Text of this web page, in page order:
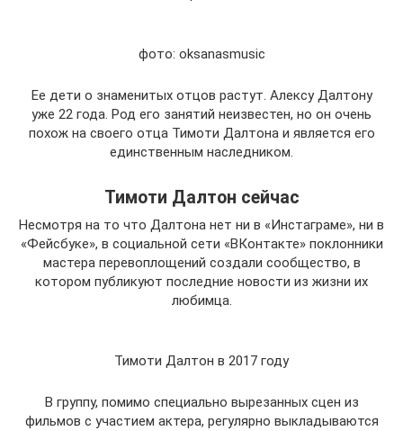
фото: oksanasmusic
Ее дети о знаменитых отцов растут. Алексу Далтону
уже 22 года. Род его занятий неизвестен, но он очень
похож на своего отца Тимоти Далтона и является его
единственным наследником.
Тимоти Далтон сейчас
Несмотря на то что Далтона нет ни в «Инстаграме», ни в
«Фейсбуке», в социальной сети «ВКонтакте» поклонники
мастера перевоплощений создали сообщество, в
котором публикуют последние новости из жизни их
любимца.
Тимоти Далтон в 2017 году
В группу, помимо специально вырезанных сцен из
фильмов с участием актера, регулярно выкладываются